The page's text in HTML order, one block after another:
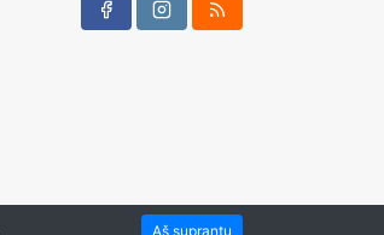
Aš suprantu